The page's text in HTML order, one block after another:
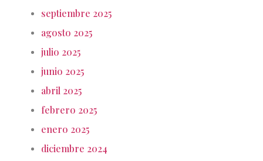
septiembre 2025
agosto 2025
julio 2025
junio 2025
abril 2025
febrero 2025
enero 2025
diciembre 2024